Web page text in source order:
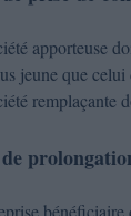
apporteuse
jeune que celui
remplaçante